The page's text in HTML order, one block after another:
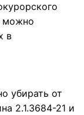
можно
в
убирать от
2.1.3684-21 и